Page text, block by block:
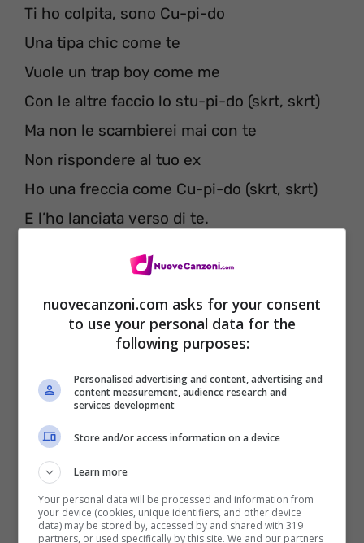
Ti ho colpita, sono Cu-pi-do
Una tipa chic come te
Vuole un trap boy come me
Con le altre faccio lo stu-pi-do (skrt, skrt)
Ma non le scambierei mai con te
Non rispondere al tuo ex
Ho una freccia come Cu-pi-do (skrt, skrt)
E l’ho lanciata verso di te.
Migos, Quavo! Oh yeah
She fell in love with a trap nigga (yaa)
I fell in love with a trap bitch (trap)
Huncho havin’ it (Huncho)
Huncho savage (yeah)
No, she not average (no)
She addicted to the carats (carats)
Designer high fashion (designer)
We gon’ ball like the Mavericks (ball)
nuovecanzoni.com asks for your consent
to use your personal data for the
following purposes:
Personalised advertising and content, advertising and
content measurement, audience research and
services development
Store and/or access information on a device
Learn more
Your personal data will be processed and information from
your device (cookies, unique identifiers, and other device
data) may be stored by, accessed by and shared with 319
partners, or used specifically by this site. We and our partners